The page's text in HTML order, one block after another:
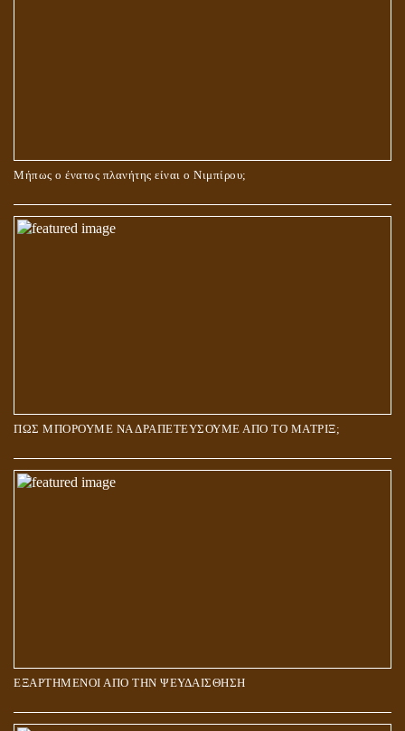
Μήπως ο ένατος πλανήτης είναι ο Νιμπίρου;
ΠΩΣ ΜΠΟΡΟΥΜΕ ΝΑ ΔΡΑΠΕΤΕΥΣΟΥΜΕ ΑΠΟ ΤΟ ΜΑΤΡΙΞ;
ΕΞΑΡΤΗΜΕΝΟΙ ΑΠΟ ΤΗΝ ΨΕΥΔΑΙΣΘΗΣΗ